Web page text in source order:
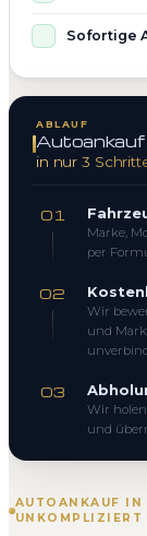
AUTOANKAUF IN
UNKOMPLIZIERT
Sofortige
ABLAUF
Autoankauf
in nur 3
01
Marke,
per
02
Wir
und
03
Wir
und